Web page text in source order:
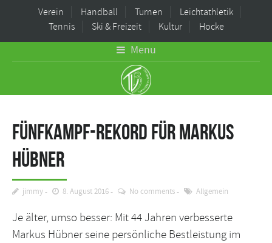
Verein Handball Turnen
Leichtathletik
Tennis
Ski & Freizeit Kultur Hocke
Menu
Fünfkampf-Rekord für Markus
Hübner
jimmy 8. August 2016 No comments Allgemein
Je älter, umso besser: Mit 44 Jahren verbesserte
Markus Hübner seine persönliche Bestleistung im